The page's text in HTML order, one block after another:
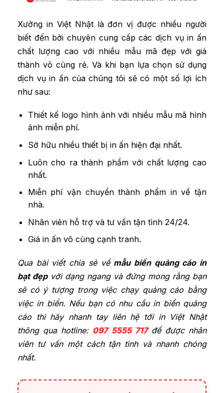
Xưởng in Việt Nhật là đơn vị được nhiều người
biết đến bởi chuyên cung cấp các dịch vụ in ấn
chất lượng cao với nhiều mẫu mã đẹp với giá
thành vô cùng rẻ. Và khi bạn lựa chọn sử dụng
dịch vụ in ấn của chúng tôi sẽ có một số lợi ích
như sau:
Thiết kế logo hình ảnh với nhiều mẫu mã hình
ảnh miễn phí.
Sở hữu nhiều thiết bị in ấn hiện đại nhất.
Luôn cho ra thành phẩm với chất lượng cao
nhất.
Miễn phí vận chuyển thành phẩm in về tận
nhà.
Nhân viên hỗ trợ và tư vấn tận tình 24/24.
Giá in ấn vô cùng cạnh tranh.
Qua bài viết chia sẻ về mẫu biển quảng cáo in
bạt đẹpvới dạng ngang và đứng mong rằng bạn
sẽ có ý tượng trong việc chạy quảng cáo bằng
việc in biển. Nếu bạn có nhu cầu in biển quảng
cáo thì hãy nhanh tay liên hệ tới in Việt Nhật
thông qua hotline: 097 5555 717để được nhân
viên tư vấn một cách tận tình và nhanh chóng
nhất.